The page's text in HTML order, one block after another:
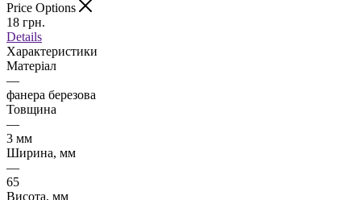
Price Options
18 грн.
Details
Характеристики
Матеріал
—
фанера березова
Товщина
—
3 мм
Ширина, мм
—
65
Висота, мм